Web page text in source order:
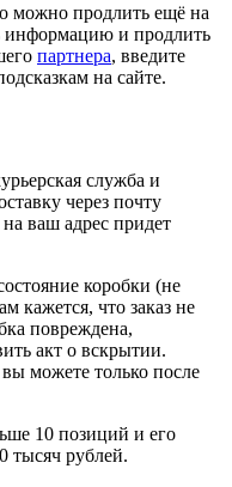
можно продлить ещё на
информацию и продлить
партнера, введите
на сайте.
служба и
через почту
ваш адрес придет
коробки (не
кажется, что заказ не
повреждена,
акт о вскрытии.
можете только после
10 позиций и его
тысяч рублей.